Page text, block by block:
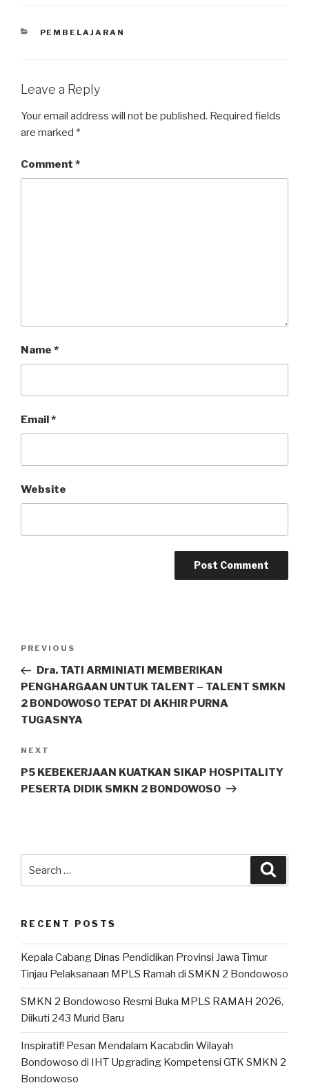
PEMBELAJARAN
Leave a Reply
Your email address will not be published. Required fields
are marked *
Comment *
Name *
Email*
Website
PREVIOUS
Dra. TATI ARMINIATI MEMBERIKAN
PENGHARGAAN UNTUK TALENT – TALENT SMKN
2 BONDOWOSO TEPAT DI AKHIR PURNA
TUGASNYA
NEXT
P5 KEBEKERJAAN KUATKAN SIKAP HOSPITALITY
PESERTA DIDIK SMKN 2 BONDOWOSO
RECENT POSTS
Kepala Cabang Dinas Pendidikan Provinsi Jawa Timur
Tinjau Pelaksanaan MPLS Ramah di SMKN 2 Bondowoso
SMKN 2 Bondowoso Resmi Buka MPLS RAMAH 2026,
Diikuti 243 Murid Baru
Inspiratif! Pesan Mendalam Kacabdin Wilayah
Bondowoso di IHT Upgrading Kompetensi GTK SMKN 2
Bondowoso